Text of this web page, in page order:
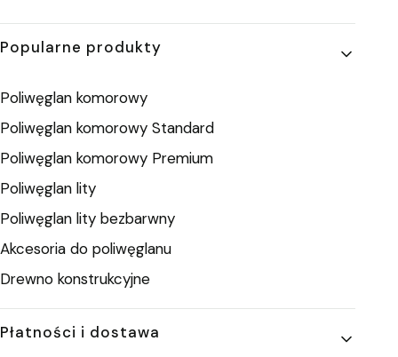
Popularne produkty
Poliwęglan komorowy
Poliwęglan komorowy Standard
Poliwęglan komorowy Premium
Poliwęglan lity
Poliwęglan lity bezbarwny
Akcesoria do poliwęglanu
Drewno konstrukcyjne
Płatności i dostawa